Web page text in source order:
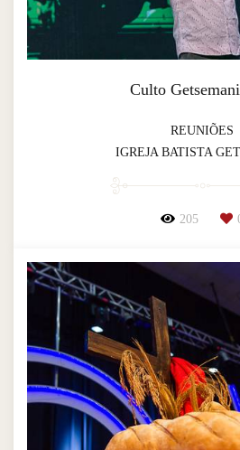
Culto
REUNIÕES
IGREJA BATISTA
205